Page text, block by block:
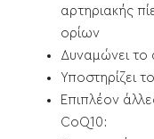
αρτηριακής
ορίων
Δυναμώνει το
Υποστηρίζει
Επιπλέον
CoQ10: